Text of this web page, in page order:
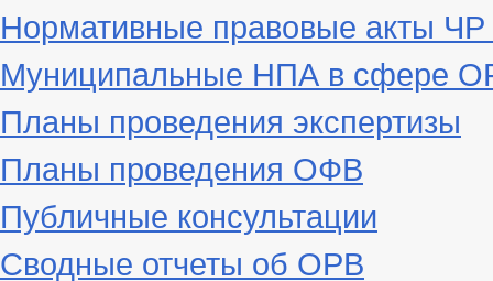
Нормативные правовые акты
Муниципальные НПА в сфере
Планы проведения экспертизы
Планы проведения ОФВ
Публичные консультации
Сводные отчеты об ОРВ